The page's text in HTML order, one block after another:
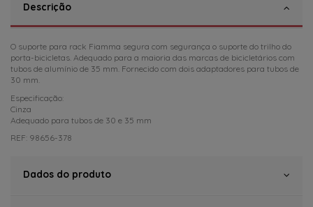
Descrição
O suporte para rack Fiamma segura com segurança o suporte do trilho do
porta-bicicletas. Adequado para a maioria das marcas de bicicletários com
tubos de alumínio de 35 mm. Fornecido com dois adaptadores para tubos de
30 mm.
Especificação:
Cinza
Adequado para tubos de 30 e 35 mm
REF: 98656-378
Dados do produto